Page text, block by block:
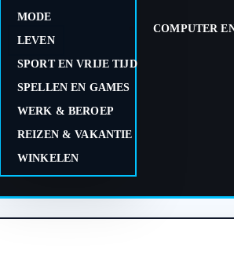
MODE
LEVEN
SPORT EN VRIJE TIJD
SPELLEN EN GAMES
WERK & BEROEP
REIZEN & VAKANTIE
WINKELEN
COMPUTER